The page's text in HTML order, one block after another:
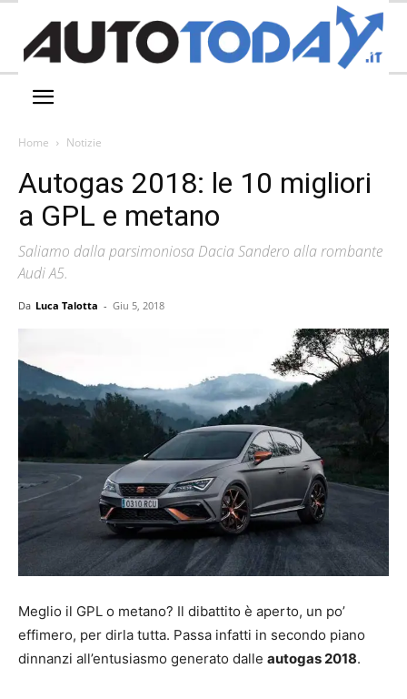
Home Notizie
Autogas 2018: le 10 migliori
a GPL e metano
Saliamo dalla parsimoniosa Dacia Sandero alla rombante
Audi A5.
Da Luca Talotta - Giu 5, 2018
Meglio il GPL o metano? Il dibattito è aperto, un po’
effimero, per dirla tutta. Passa infatti in secondo piano
dinnanzi all’entusiasmo generato dalle autogas 2018.